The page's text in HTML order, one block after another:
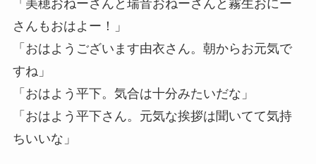
「美穂おねーさんと瑞音おねーさんと霧生おにー
さんもおはよー！」
「おはようございます由衣さん。朝からお元気で
すね」
「おはよう平下。気合は十分みたいだな」
「おはよう平下さん。元気な挨拶は聞いてて気持
ちいいな」